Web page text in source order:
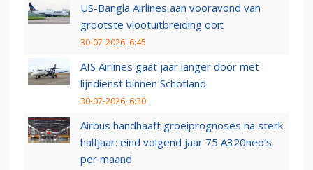
US-Bangla Airlines aan vooravond van
grootste vlootuitbreiding ooit
30-07-2026, 6:45
AIS Airlines gaat jaar langer door met
lijndienst binnen Schotland
30-07-2026, 6:30
Airbus handhaaft groeiprognoses na sterk
halfjaar: eind volgend jaar 75 A320neo’s
per maand